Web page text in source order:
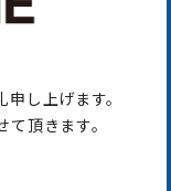
し上げます。
頂きます。